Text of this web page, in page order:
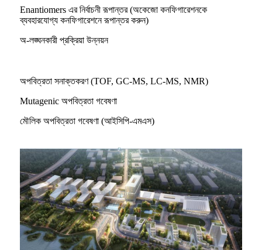
Enantiomers এর নির্বাচনী রূপান্তর (অকেজো কনফিগারেশনকে
ব্যবহারযোগ্য কনফিগারেশনে রূপান্তর করুন)
অ-লঙ্ঘনকারী প্রক্রিয়া উন্নয়ন
অপবিত্রতা সনাক্তকরণ (TOF, GC-MS, LC-MS, NMR)
Mutagenic অপবিত্রতা গবেষণা
মৌলিক অপবিত্রতা গবেষণা (আইসিপি-এমএস)